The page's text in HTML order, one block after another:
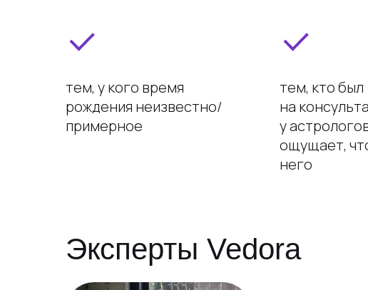
тем, у кого время
рождения неизвестно/
примерное
тем, кто был
на
у
ощущает,
него
Эксперты Vedora